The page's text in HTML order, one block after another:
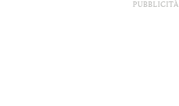
PUBBLICITÀ